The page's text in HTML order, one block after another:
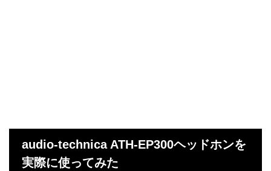
audio-technica ATH-EP300ヘッドホンを
実際に使ってみた